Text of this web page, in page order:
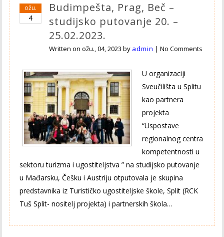
ožu.
4
Budimpešta, Prag, Beč –
studijsko putovanje 20. –
25.02.2023.
Written onožu., 04, 2023 by admin |No Comments
U organizaciji
Sveučilišta u Splitu
kao partnera
projekta
“Uspostave
regionalnog centra
kompetentnosti u
sektoru turizma i ugostiteljstva ” na studijsko putovanje
u Mađarsku, Češku i Austriju otputovala je skupina
predstavnika iz Turističko ugostiteljske škole, Split (RCK
Tuš Split- nositelj projekta) i partnerskih škola…